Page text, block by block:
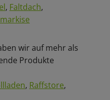
, Faltdach,
wir auf mehr als
Produkte
, Raffstore,